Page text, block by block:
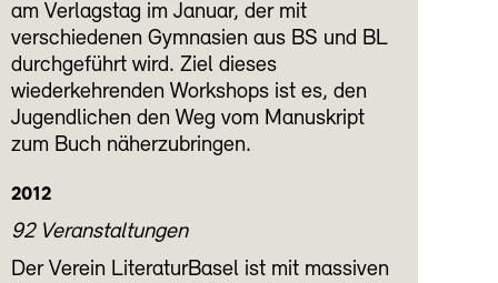
am Verlagstag im Januar, der mit
verschiedenen Gymnasien aus BS und BL
durchgeführt wird. Ziel dieses
wiederkehrenden Workshops ist es, den
Jugendlichen den Weg vom Manuskript
zum Buch näherzubringen.
2012
92 Veranstaltungen
Der Verein LiteraturBasel ist mit massiven